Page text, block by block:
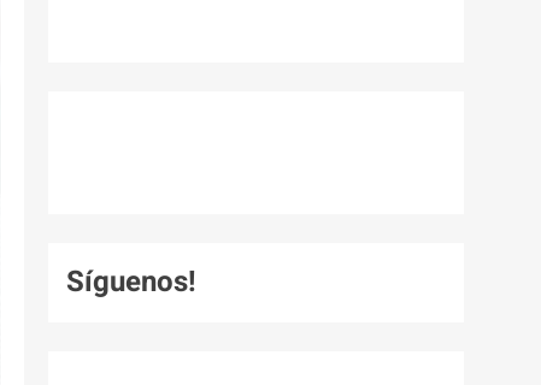
Síguenos!